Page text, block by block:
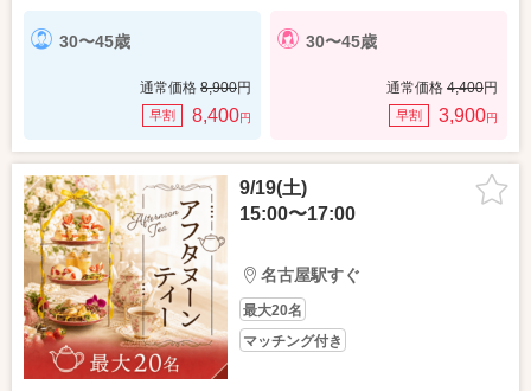
30〜45歳
通常価格 8,900円
早割 8,400円
30〜45歳
通常価格 4,400円
早割 3,900円
9/19(土)
15:00〜17:00
名古屋駅すぐ
最大20名
マッチング付き